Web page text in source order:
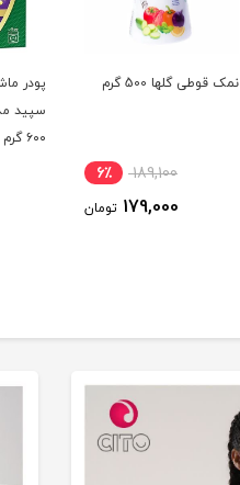
نمک قوطی گلها 500 گرم
189,100 6٪
179,000 تومان
پودر
سپید
۶۰۰ گرم